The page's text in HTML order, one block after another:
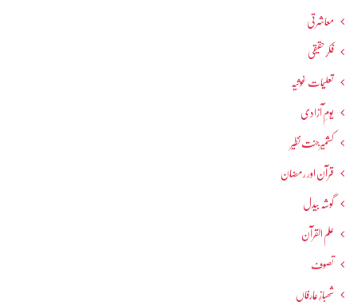
معاشرتی
فکرحقیقی
تعلیمات غوثیہ
یومِ آزادی
کشمیرجنت نظیر
قرآن اور رمضان
گوشہ بیدل
علم القرآن
تصوف
شھبازِ عارفاں